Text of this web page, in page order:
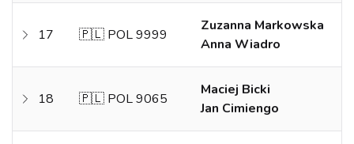
17 🇵🇱 POL 9999
Zuzanna Markowska
Anna Wiadro
18 🇵🇱 POL 9065
Maciej Bicki
Jan Cimiengo